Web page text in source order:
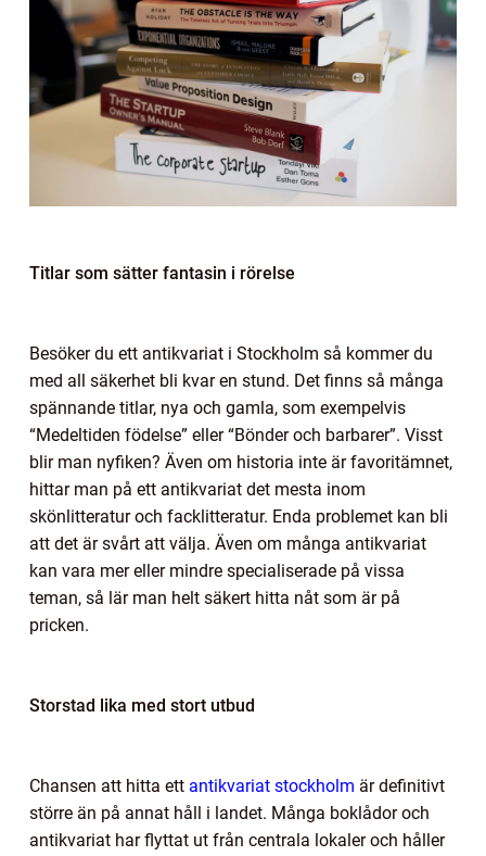
Titlar som sätter fantasin i rörelse
Besöker du ett antikvariat i Stockholm så kommer du
med all säkerhet bli kvar en stund. Det finns så många
spännande titlar, nya och gamla, som exempelvis
“Medeltiden födelse” eller “Bönder och barbarer”. Visst
blir man nyfiken? Även om historia inte är favoritämnet,
hittar man på ett antikvariat det mesta inom
skönlitteratur och facklitteratur. Enda problemet kan bli
att det är svårt att välja. Även om många antikvariat
kan vara mer eller mindre specialiserade på vissa
teman, så lär man helt säkert hitta nåt som är på
pricken.
Storstad lika med stort utbud
Chansen att hitta ett antikvariat stockholm är definitivt
större än på annat håll i landet. Många boklådor och
antikvariat har flyttat ut från centrala lokaler och håller